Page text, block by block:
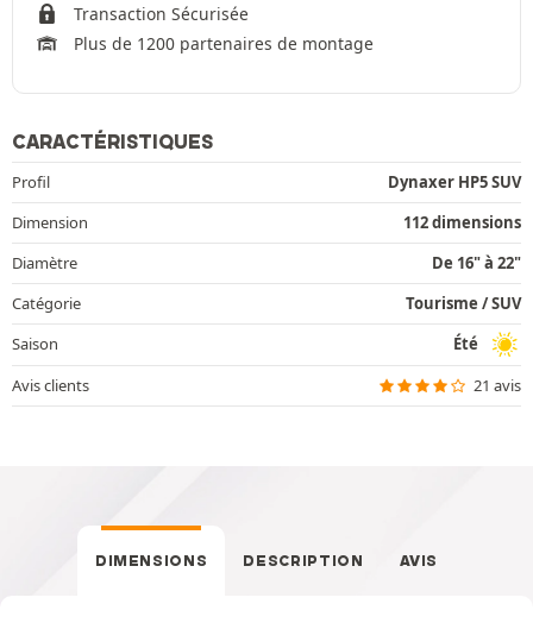
Transaction Sécurisée
Plus de 1200 partenaires de montage
CARACTÉRISTIQUES
Profil
Dynaxer HP5 SUV
Dimension
112 dimensions
Diamètre
De 16" à 22"
Catégorie
Tourisme / SUV
Saison
Été
Avis clients
21 avis
DIMENSIONS DESCRIPTION AVIS